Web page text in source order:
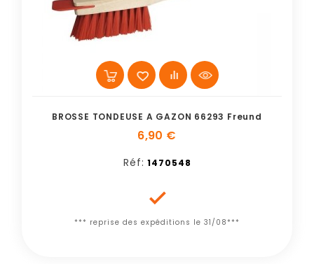
BROSSE TONDEUSE A GAZON 66293 Freund
6,90 €
Réf: 1470548

*** reprise des expéditions le 31/08***